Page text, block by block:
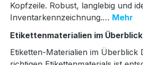
Kopfzeile. Robust, langlebig und
Inventarkennzeichnung.… Mehr
Etikettenmaterialien im Überblick
Etiketten-Materialien im Überblick